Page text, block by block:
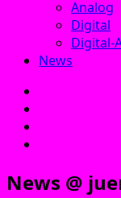
Analog
Digital
Digital-
News
News @